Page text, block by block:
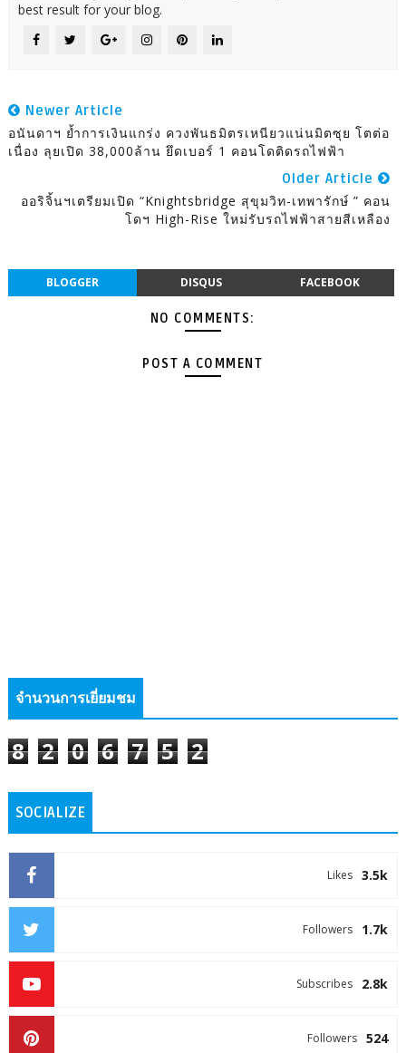
best result for your blog.
Newer Article
อนันดาฯ ย้ำการเงินแกร่ง ควงพันธมิตรเหนียวแน่นมิตซุย โตต่อ
เนื่อง ลุยเปิด 38,000ล้าน ยึดเบอร์ 1 คอนโดติดรถไฟฟ้า
Older Article
ออริจิ้นฯเตรียมเปิด “Knightsbridge สุขุมวิท-เทพารักษ์ ” คอน
โดฯ High-Rise ใหม่รับรถไฟฟ้าสายสีเหลือง
BLOGGER DISQUS FACEBOOK
NO COMMENTS:
POST A COMMENT
จำนวนการเยี่ยมชม
8 2 0 6 7 5 2
SOCIALIZE
3.5k
Likes
1.7k
Followers
2.8k
Subscribes
524
Followers